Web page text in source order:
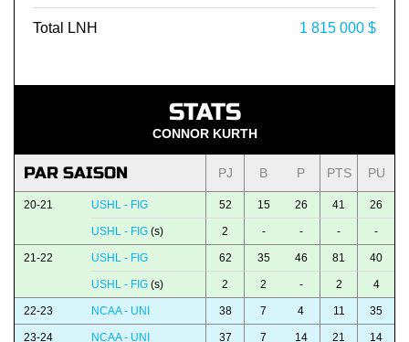
Total LNH 1 815 000 $
STATS
CONNOR KURTH
PAR SAISON PJ B P PTS PU
20-21 USHL - FIG 52 15 26 41 26
USHL - FIG (s) 2 - - - -
21-22 USHL - FIG 62 35 46 81 40
USHL - FIG (s) 2 2 - 2 4
22-23 NCAA - UNI 38 7 4 11 35
23-24 NCAA - UNI 37 7 14 21 14